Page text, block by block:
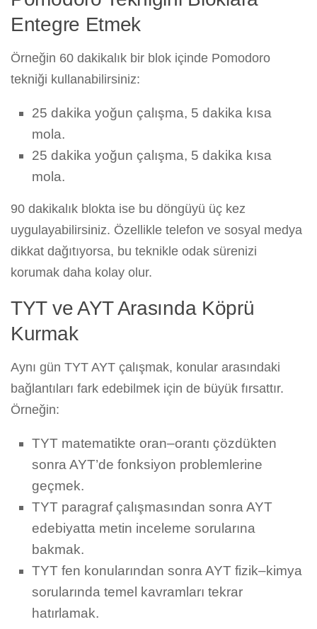
Entegre Etmek
Örneğin 60 dakikalık bir blok içinde Pomodoro
tekniği kullanabilirsiniz:
25 dakika yoğun çalışma, 5 dakika kısa
mola.
25 dakika yoğun çalışma, 5 dakika kısa
mola.
90 dakikalık blokta ise bu döngüyü üç kez
uygulayabilirsiniz. Özellikle telefon ve sosyal medya
dikkat dağıtıyorsa, bu teknikle odak sürenizi
korumak daha kolay olur.
TYT ve AYT Arasında Köprü
Kurmak
Aynı gün TYT AYT çalışmak, konular arasındaki
bağlantıları fark edebilmek için de büyük fırsattır.
Örneğin:
TYT matematikte oran–orantı çözdükten
sonra AYT’de fonksiyon problemlerine
geçmek.
TYT paragraf çalışmasından sonra AYT
edebiyatta metin inceleme sorularına
bakmak.
TYT fen konularından sonra AYT fizik–kimya
sorularında temel kavramları tekrar
hatırlamak.